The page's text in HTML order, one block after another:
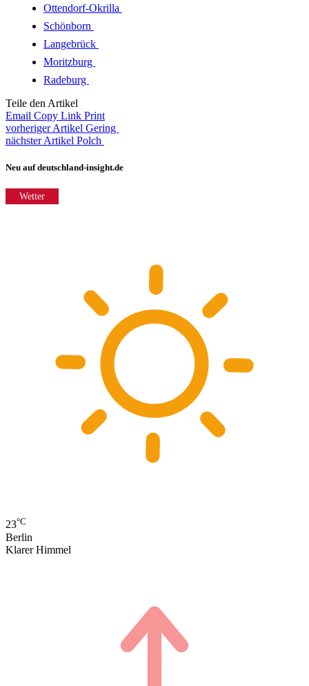
Ottendorf-Okrilla
Schönborn
Langebrück
Moritzburg
Radeburg
Teile den Artikel
Email Copy Link Print
vorheriger Artikel Gering
nächster Artikel Polch
Neu auf deutschland-insight.de
Wetter
23°C
Berlin
Klarer Himmel